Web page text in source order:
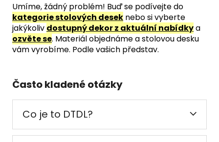
Umíme, žádný problém! Buď se podívejte do
kategorie stolových desek nebo si vyberte
jakýkoliv dostupný dekor z aktuální nabídkya
ozvěte se. Materiál objednáme a stolovou desku
vám vyrobíme. Podle vašich představ.
Často kladené otázky
Co je to DTDL?